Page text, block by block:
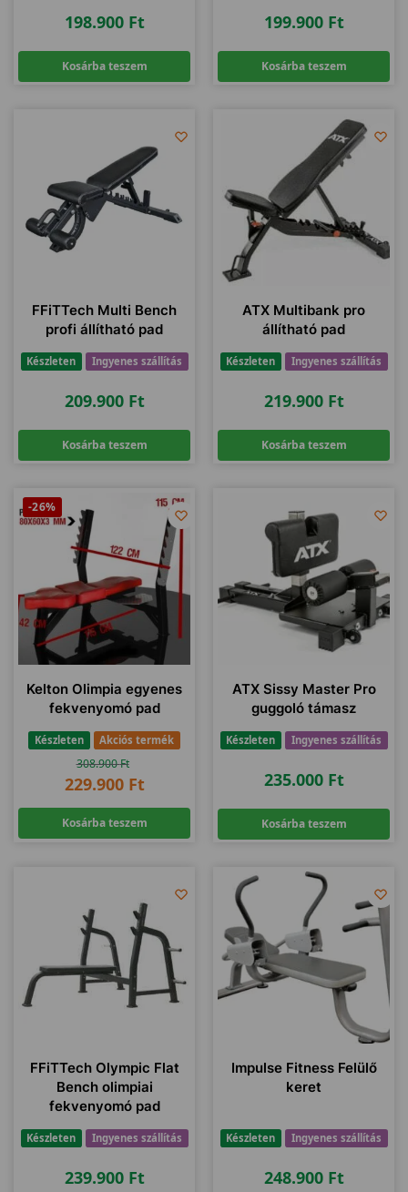
198.900 Ft
Kosárba teszem
199.900 Ft
Kosárba teszem
FFiTTech Multi Bench
profi állítható pad
Készleten Ingyenes szállítás
209.900 Ft
Kosárba teszem
ATX Multibank pro
állítható pad
Készleten Ingyenes szállítás
219.900 Ft
Kosárba teszem
-26%
Kelton Olimpia egyenes
fekvenyomó pad
Készleten Akciós termék
308.900Ft
229.900 Ft
Kosárba teszem
ATX Sissy Master Pro
guggoló támasz
Készleten Ingyenes szállítás
235.000 Ft
Kosárba teszem
FFiTTech Olympic Flat
Bench olimpiai
fekvenyomó pad
Készleten Ingyenes szállítás
239.900 Ft
Impulse Fitness Felülő
keret
Készleten Ingyenes szállítás
248.900 Ft